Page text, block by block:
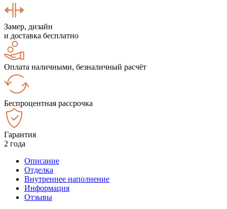
Замер, дизайн
и доставка бесплатно
Оплата наличными, безналичный расчёт
Беспроцентная рассрочка
Гарантия
2 года
Описание
Отделка
Внутреннее наполнение
Информация
Отзывы